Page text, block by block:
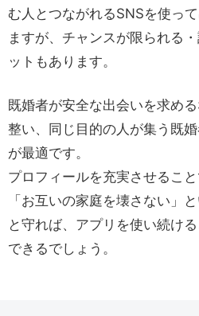
む人とつながれるSNSを使っ
ますが、チャンスが限られる
ットもあります。
既婚者が安全な出会いを求め
整い、同じ目的の人が集う既
が最適です。
プロフィールを充実させるこ
「お互いの家庭を壊さない」
と守れば、アプリを使い続け
できるでしょう。